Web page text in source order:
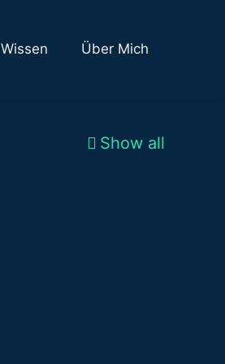
Wissen Über Mich
Show all